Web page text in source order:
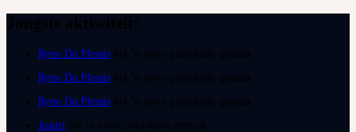
Ryno Du Plessis
Ryno Du Plessis
Ryno Du Plessis
Juanri